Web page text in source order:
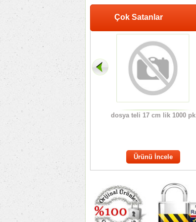
Çok Satanlar
KARAR DEFTERLERİ
dosya teli 17 cm lik 1000 pk